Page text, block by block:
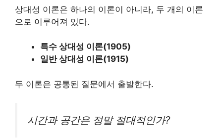
상대성 이론은 하나의 이론이 아니라, 두 개의 이론
으로 이루어져 있다.
특수 상대성 이론(1905)
일반 상대성 이론(1915)
두 이론은 공통된 질문에서 출발한다.
시간과 공간은 정말 절대적인가?